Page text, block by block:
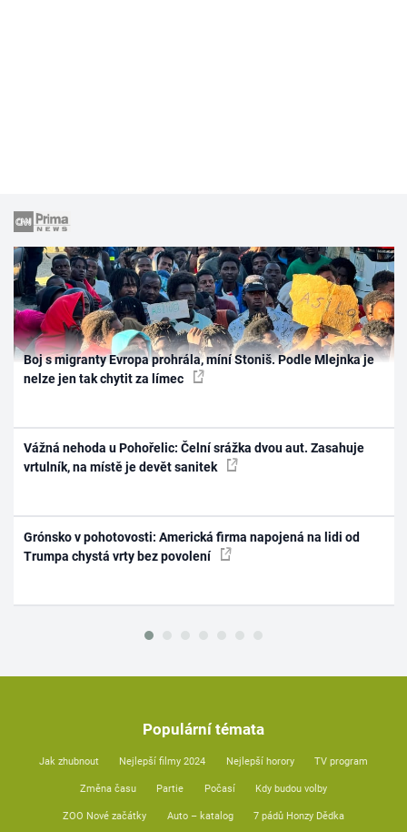
Boj s migranty Evropa prohrála, míní Stoniš. Podle Mlejnka je
nelze jen tak chytit za límec
Vážná nehoda u Pohořelic: Čelní srážka dvou aut. Zasahuje
vrtulník, na místě je devět sanitek
Grónsko v pohotovosti: Americká firma napojená na lidi od
Trumpa chystá vrty bez povolení
Populární témata
Jak zhubnout Nejlepší filmy 2024 Nejlepší horory TV program
Změna času Partie Počasí Kdy budou volby
ZOO Nové začátky Auto – katalog 7 pádů Honzy Dědka